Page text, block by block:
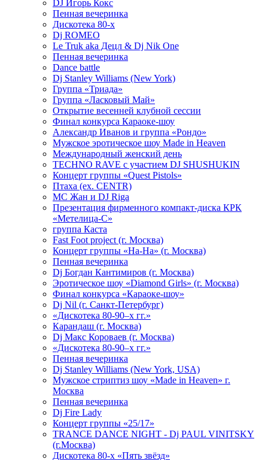
DJ Игорь Кокс
Пенная вечеринка
Дискотека 80-х
Dj ROMEO
Le Truk aka Децл & Dj Nik One
Пенная вечеринка
Dance battle
Dj Stanley Williams (New York)
Группа «Триада»
Группа «Ласковый Май»
Открытие весенней клубной сессии
Финал конкурса Караоке-шоу
Александр Иванов и группа «Рондо»
Мужское эротическое шоу Made in Heaven
Международный женский день
TECHNO RAVE с участием DJ SHUSHUKIN
Концерт группы «Quest Pistols»
Птаха (ex. CENTR)
МС Жан и DJ Riga
Презентация фирменного компакт-диска КРК
«Метелица-С»
группа Каста
Fast Foot project (г. Москва)
Концерт группы «На-На» (г. Москва)
Пенная вечеринка
Dj Богдан Кантимиров (г. Москва)
Эротическое шоу «Diamond Girls» (г. Москва)
Финал конкурса «Караоке-шоу»
Dj Nil (г. Санкт-Петербург)
«Дискотека 80-90–х гг.»
Карандаш (г. Москва)
Dj Макс Короваев (г. Москва)
«Дискотека 80-90–х гг.»
Пенная вечеринка
Dj Stanley Williams (New York, USA)
Мужское стриптиз шоу «Made in Heaven» г.
Москва
Пенная вечеринка
Dj Fire Lady
Концерт группы «25/17»
TRANCE DANCE NIGHT - Dj PAUL VINITSKY
(г.Москва)
Дискотека 80-х «Пять звёзд»